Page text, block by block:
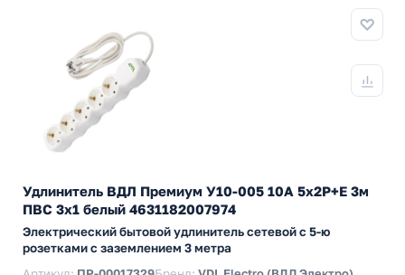
Удлинитель ВДЛ Премиум У10-005 10А 5х2P+E 3м
ПВС 3х1 белый 4631182007974
Электрический бытовой удлинитель сетевой с 5-ю
розетками с заземлением 3 метра